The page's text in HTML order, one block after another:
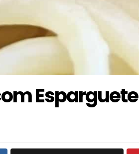
Esparguete